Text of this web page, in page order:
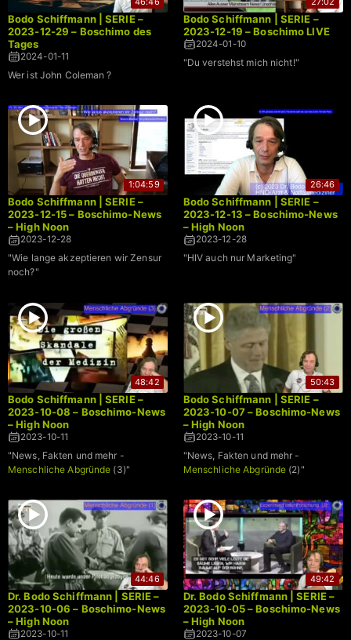
Bodo Schiffmann | SERIE –
2023-12-29 – Boschimo des
Tages
2024-01-11
Wer ist John Coleman ?
Bodo Schiffmann | SERIE –
2023-12-19 – Boschimo LIVE
2024-01-10
"Du verstehst mich nicht!"
1:04:59
Bodo Schiffmann | SERIE –
2023-12-15 – Boschimo-News
– High Noon
2023-12-28
"Wie lange akzeptieren wir Zensur
noch?"
26:46
Bodo Schiffmann | SERIE –
2023-12-13 – Boschimo-News
– High Noon
2023-12-28
"HIV auch nur Marketing"
48:42
Bodo Schiffmann | SERIE –
2023-10-08 – Boschimo-News
– High Noon
2023-10-11
"News, Fakten und mehr -
Menschliche Abgründe (3)"
50:43
Bodo Schiffmann | SERIE –
2023-10-07 – Boschimo-News
– High Noon
2023-10-11
"News, Fakten und mehr -
Menschliche Abgründe (2)"
44:46
Dr. Bodo Schiffmann | SERIE –
2023-10-06 – Boschimo-News
– High Noon
2023-10-11
49:42
Dr. Bodo Schiffmann | SERIE –
2023-10-05 – Boschimo-News
– High Noon
2023-10-07